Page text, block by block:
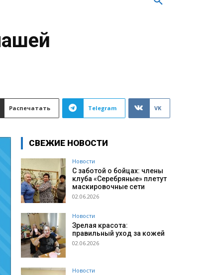
Распечатать Telegram VK
СВЕЖИЕ НОВОСТИ
Новости
С заботой о бойцах: члены
клуба «Серебряные» плетут
маскировочные сети
02.06.2026
Новости
Зрелая красота:
правильный уход за кожей
02.06.2026
Новости